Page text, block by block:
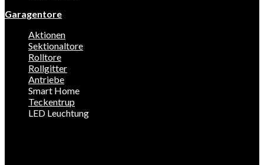
Garagentore
Aktionen
Sektionaltore
Rolltore
Rollgitter
Antriebe
Smart Home
Teckentrup
LED Leuchtung